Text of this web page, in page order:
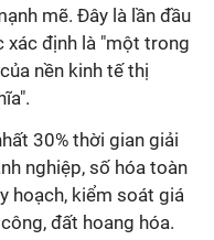
mẽ. Đây là lần đầu
xác định là "một trong
nền kinh tế thị
30% thời gian giải
nghiệp, số hóa toàn
hoạch, kiểm soát giá
đất hoang hóa.